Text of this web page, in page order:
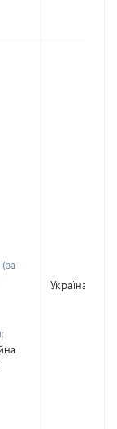
Україна